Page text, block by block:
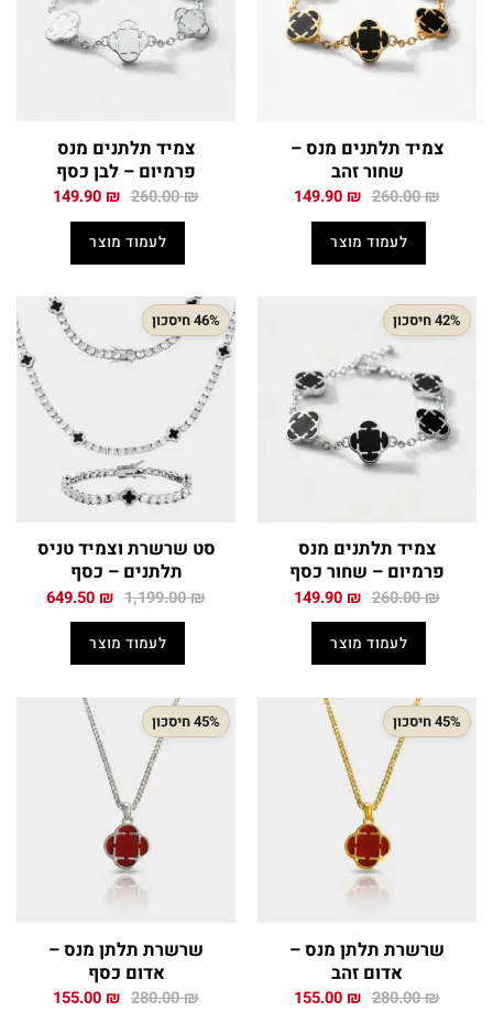
צמיד תלתנים מנס –
שחור זהב
260.00₪ המחיר
היה:
260.00 ₪.
149.90 ₪ המחיר
לעמוד מוצר
צמיד תלתנים מנס
פרמיום – לבן כסף
260.00₪ המחיר
היה:
260.00 ₪.
149.90 ₪ המחיר
לעמוד מוצר
42% חיסכון
צמיד תלתנים מנס
פרמיום – שחור כסף
260.00₪ המחיר
260.00 ₪.
149.90 ₪ המחיר
לעמוד מוצר
46% חיסכון
סט שרשרת וצמיד טניס
תלתנים – כסף
1,199.00₪ המחיר
1,199.00 ₪.
649.50 ₪ המחיר
לעמוד מוצר
45% חיסכון
שרשרת תלתן מנס –
אדום זהב
280.00₪ המחיר
155.00 ₪ המחיר
45% חיסכון
שרשרת תלתן מנס –
אדום כסף
280.00₪ המחיר
155.00 ₪ המחיר